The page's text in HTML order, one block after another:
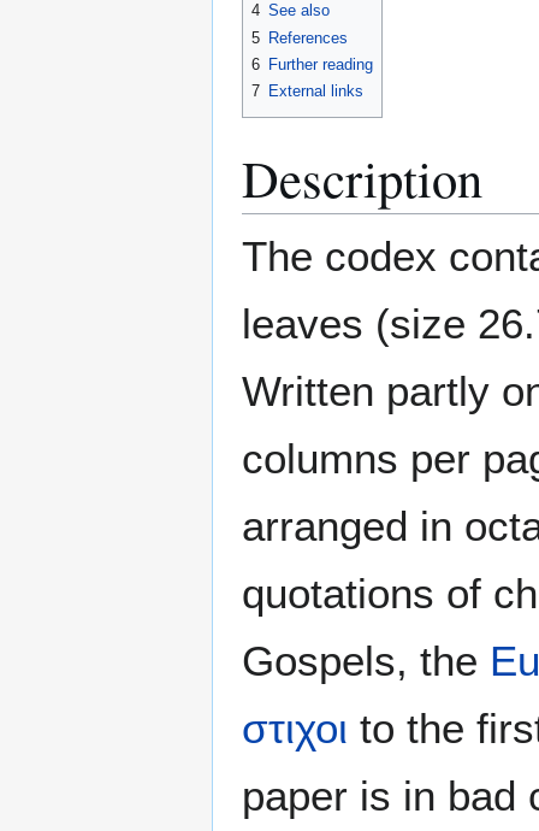
4 See also
5 References
6 Further reading
7 External links
Description
The codex
leaves (size
Written partly
columns per
arranged in
quotations of
Gospels, the
στιχοι to the
paper is in bad